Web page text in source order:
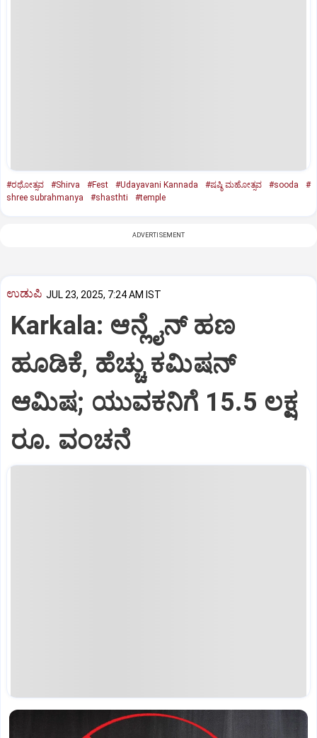
#ರಥೋತ್ಸವ #Shirva #Fest #Udayavani Kannada #ಷಷ್ಠಿ ಮಹೋತ್ಸವ #sooda
#
shree subrahmanya
#shasthti #temple
ADVERTISEMENT
ಉಡುಪಿ JUL 23, 2025, 7:24 AM IST
Karkala: ಆನ್ಲೈನ್‌ ಹಣ
ಹೂಡಿಕೆ, ಹೆಚ್ಚು ಕಮಿಷನ್‌
ಆಮಿಷ; ಯುವಕನಿಗೆ 15.5 ಲಕ್ಷ
ರೂ. ವಂಚನೆ